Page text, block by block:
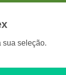
sua seleção.